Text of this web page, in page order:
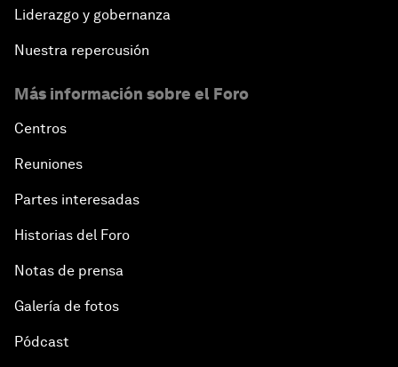
Liderazgo y gobernanza
Nuestra repercusión
Más información sobre el Foro
Centros
Reuniones
Partes interesadas
Historias del Foro
Notas de prensa
Galería de fotos
Pódcast